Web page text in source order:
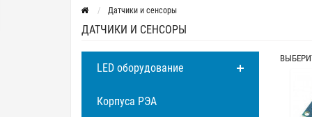
Датчики и сенсоры
ДАТЧИКИ И СЕНСОРЫ
LED оборудование
Корпуса РЭА